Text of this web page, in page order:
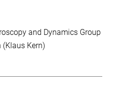
and Dynamics Group
Kern)